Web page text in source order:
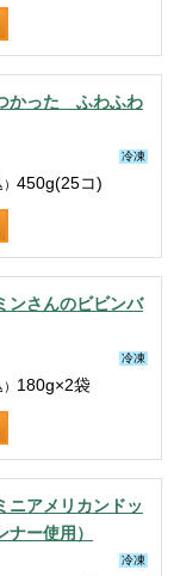
かった ふわふわ
冷凍
450g(25コ)
さんのビビンバ
冷凍
180g×2袋
ニアメリカンドッ
ー使用）
冷凍